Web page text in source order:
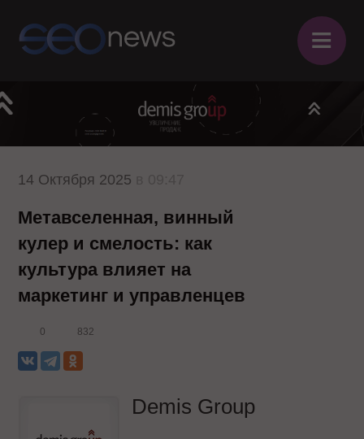
≡
14 Октября 2025
Метавселенная, винный
кулер и смелость: как
культура влияет на
маркетинг и управленцев
0 832
Demis Group